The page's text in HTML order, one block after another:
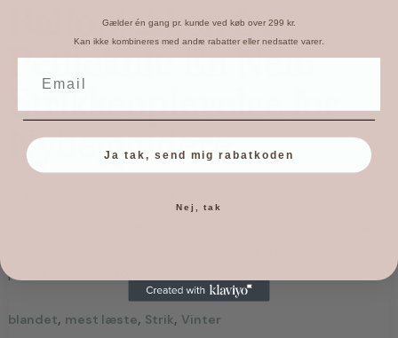
Ballonjakken fra
Petiteknit: En Nem
Strikkeoplevelse for
Nybegyndere
projekt er ideelt for nybegyndere.
blandet, mest læste, Strik, Vinter
Gælder én gang pr. kunde ved køb over 299 kr.
Kan ikke kombineres med andre rabatter eller nedsatte varer.
Ja tak, send mig rabatkoden
Nej, tak